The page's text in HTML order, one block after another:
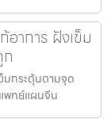
าการ ฝังเข็ม
มกระตุ้นตามจุด
พทย์แผนจีน